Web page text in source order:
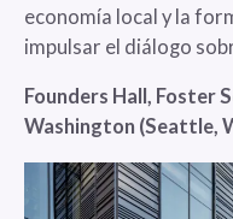
economía local y la
impulsar el diálogo
Founders Hall, Foster
Washington (Seattle,